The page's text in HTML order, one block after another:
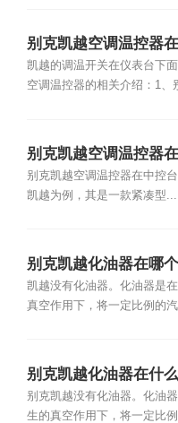
别克凯越空调温控器
凯越的调温开关在仪表台下
空调温控器的相关介绍：1、
别克凯越空调温控器
别克凯越空调温控器在中控
凯越为例，其是一款紧凑型...
别克凯越化油器在哪
凯越没有化油器。化油器是
真空作用下，将一定比例的
别克凯越化油器在什
别克凯越没有化油器。化油
生的真空作用下，将一定比例